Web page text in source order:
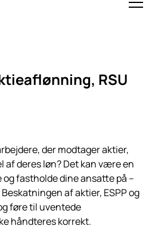
RSU
der modtager aktier,
af deres løn? Det kan være en
fastholde dine ansatte på –
af aktier, ESPP og
føre til uventede
håndteres korrekt.